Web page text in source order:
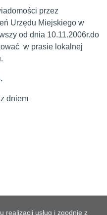
przez
Urzędu Miejskiego w
od dnia 10.11.2006r.do
w prasie lokalnej
wywieszeniu.
dniem
realizacji usług i zgodnie z